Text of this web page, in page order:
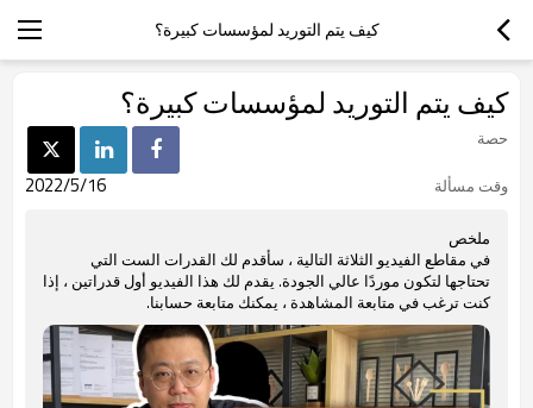
كيف يتم التوريد لمؤسسات كبيرة؟
كيف يتم التوريد لمؤسسات كبيرة؟
حصة
وقت مسألة
2022/5/16
ملخص
في مقاطع الفيديو الثلاثة التالية ، سأقدم لك القدرات الست التي
تحتاجها لتكون موردًا عالي الجودة. يقدم لك هذا الفيديو أول قدراتين ، إذا
كنت ترغب في متابعة المشاهدة ، يمكنك متابعة حسابنا.